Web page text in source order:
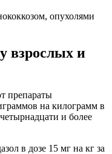
опухолями
взрослых и
препараты
на килограмм в
и более
в дозе 15 мг на кг за